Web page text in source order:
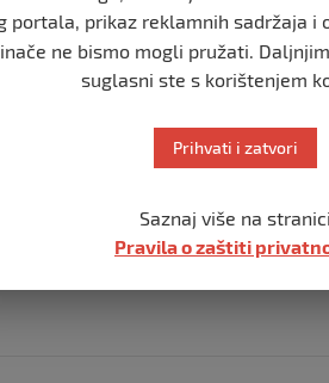
u skladu sa svim pravilima,
za daljim instrukcijama, pošto
novinarima.
nakon što je izgubio svijest kada
portala, prikaz reklamnih sadržaja i
ne bismo mogli pružati.
suglasni ste s korištenjem
Prihvati i zatvori
Saznaj više na stranici
Pravila o zaštiti